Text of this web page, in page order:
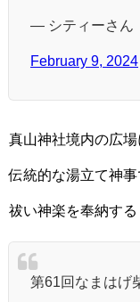
— シティーさん
February 9, 2024
真山神社境内の広
伝統的な湯立て神事
祓い神楽を奉納する
第61回なまはげ